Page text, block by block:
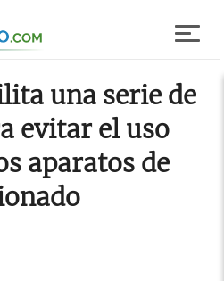
una serie de
evitar el uso
aparatos de